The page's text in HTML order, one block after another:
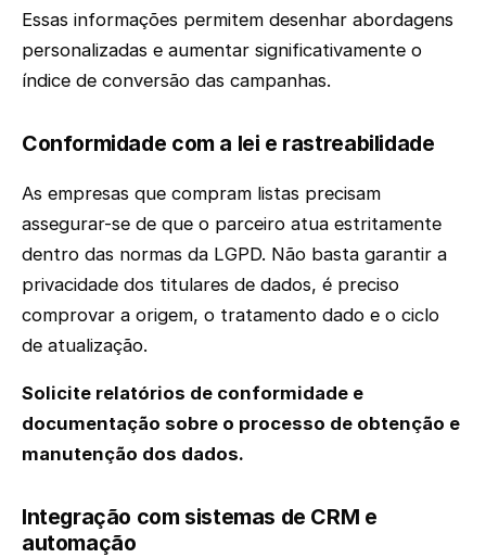
Essas informações permitem desenhar abordagens
personalizadas e aumentar significativamente o
índice de conversão das campanhas.
Conformidade com a lei e rastreabilidade
As empresas que compram listas precisam
assegurar-se de que o parceiro atua estritamente
dentro das normas da LGPD. Não basta garantir a
privacidade dos titulares de dados, é preciso
comprovar a origem, o tratamento dado e o ciclo
de atualização.
Solicite relatórios de conformidade e
documentação sobre o processo de obtenção e
manutenção dos dados.
Integração com sistemas de CRM e
automação